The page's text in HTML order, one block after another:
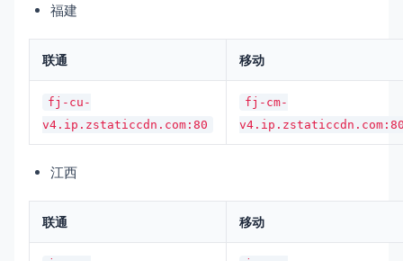
福建
联通 移动
fj-cu-
v4.ip.zstaticcdn.com:80
fj-cm-
江西
联通 移动